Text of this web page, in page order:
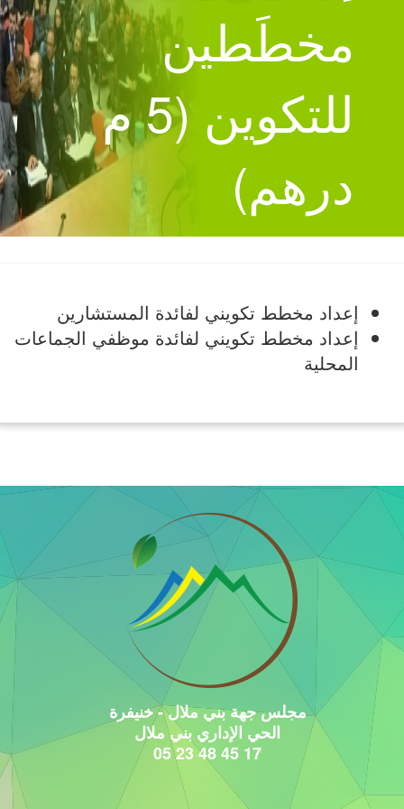
مخطَطين
للتكوين (5 م
درهم)
إعداد مخطط تكويني لفائدة المستشارين
إعداد مخطط تكويني لفائدة موظفي الجماعات
المحلية
مجلس جهة بني ملال - خنيفرة
الحي الإداري بني ملال
17 45 48 23 05